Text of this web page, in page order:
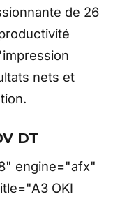
de 26
nets et
DT
engine="afx"
OKI